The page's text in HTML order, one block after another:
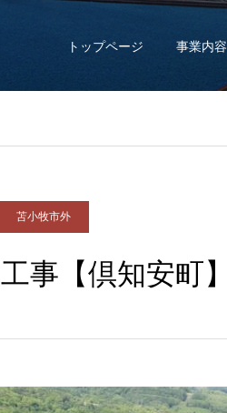
トップページ 事業内容
苫小牧市外
事【倶知安町】